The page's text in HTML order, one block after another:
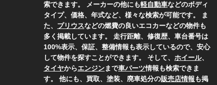
索できます。 メーカーの他にも軽自動車などのボディ
タイプ、価格、年式など、様々な検索が可能です。 ま
た、 プリウスなどの燃費の良いエコカーなどの物件も
多く掲載しています。 走行距離、修復歴、車台番号は
100%表示、保証、整備情報も表示しているので、安心
して物件を探すことができます。 そして、 ホイール、
タイヤからエンジンまで車パーツ情報も検索できま
す。 他にも、買取、塗装、廃車処分の販売店情報も掲